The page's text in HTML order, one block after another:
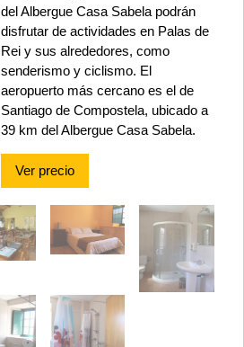
del Albergue Casa Sabela podrán
disfrutar de actividades en Palas de
Rei y sus alrededores, como
senderismo y ciclismo. El
aeropuerto más cercano es el de
Santiago de Compostela, ubicado a
39 km del Albergue Casa Sabela.
Ver precio